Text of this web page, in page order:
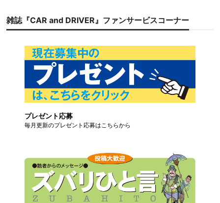
雑誌『CAR and DRIVER』ファンサービスコーナー
プレゼント応募
毎月更新のプレゼント応募はこちらから